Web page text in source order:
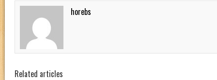
horebs
Related articles